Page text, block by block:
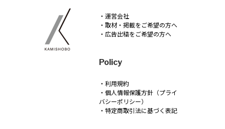
・運営会社
・取材・掲載をご希望の方へ
・広告出稿をご希望の方へ
Policy
・利用規約
・個人情報保護方針（プライ
バシーポリシー）
・特定商取引法に基づく表記